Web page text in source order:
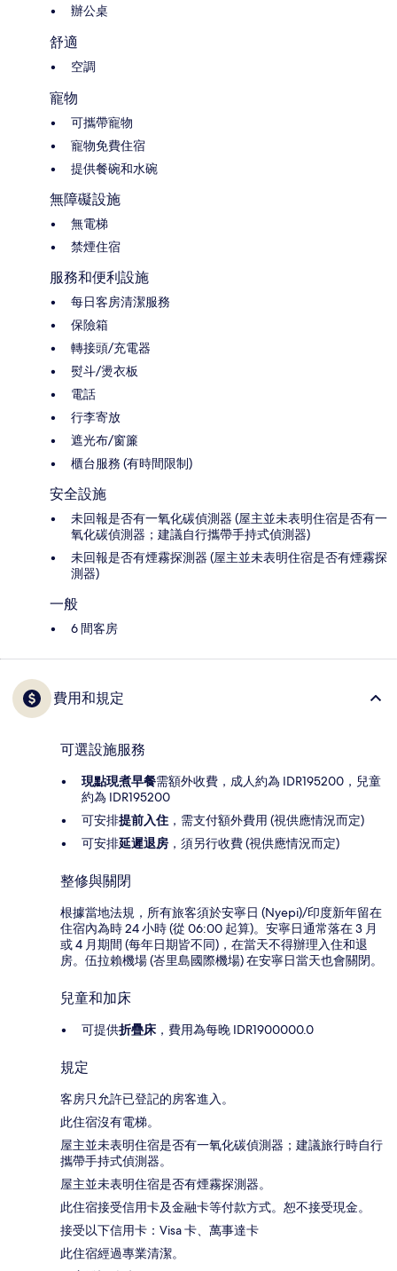
辦公桌
舒適
空調
寵物
可攜帶寵物
寵物免費住宿
提供餐碗和水碗
無障礙設施
無電梯
禁煙住宿
服務和便利設施
每日客房清潔服務
保險箱
轉接頭/充電器
熨斗/燙衣板
電話
行李寄放
遮光布/窗簾
櫃台服務 (有時間限制)
安全設施
未回報是否有一氧化碳偵測器 (屋主並未表明住宿是否有一
氧化碳偵測器；建議自行攜帶手持式偵測器)
未回報是否有煙霧探測器 (屋主並未表明住宿是否有煙霧探
測器)
一般
6 間客房
費用和規定
可選設施服務
現點現煮早餐需額外收費，成人約為 IDR195200，兒童
約為 IDR195200
可安排提前入住 ，需支付額外費用 (視供應情況而定)
可安排延遲退房 ，須另行收費 (視供應情況而定)
整修與關閉
根據當地法規，所有旅客須於安寧日 (Nyepi)/印度新年留在
住宿內為時 24 小時 (從 06:00 起算)。安寧日通常落在 3 月
或 4 月期間 (每年日期皆不同)，在當天不得辦理入住和退
房。伍拉賴機場 (峇里島國際機場) 在安寧日當天也會關閉。
兒童和加床
可提供折疊床 ，費用為每晚 IDR1900000.0
規定
客房只允許已登記的房客進入。
此住宿沒有電梯。
屋主並未表明住宿是否有一氧化碳偵測器；建議旅行時自行
攜帶手持式偵測器。
屋主並未表明住宿是否有煙霧探測器。
此住宿接受信用卡及金融卡等付款方式。恕不接受現金。
接受以下信用卡：Visa 卡、萬事達卡
此住宿經過專業清潔。